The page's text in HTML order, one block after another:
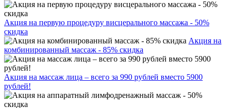
Акция на первую процедуру висцерального массажа - 50%
скидка
Акция на
комбинированный массаж - 85% скидка
Акция на массаж лица – всего за 990 рублей вместо 5900
рублей!